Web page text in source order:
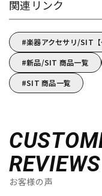
関連リンク
楽器アクセサリ/SIT
新品/SIT 商品一覧
SIT 商品一覧
REVIEWS
お客様の声